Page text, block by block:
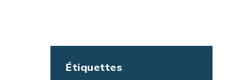
Étiquettes